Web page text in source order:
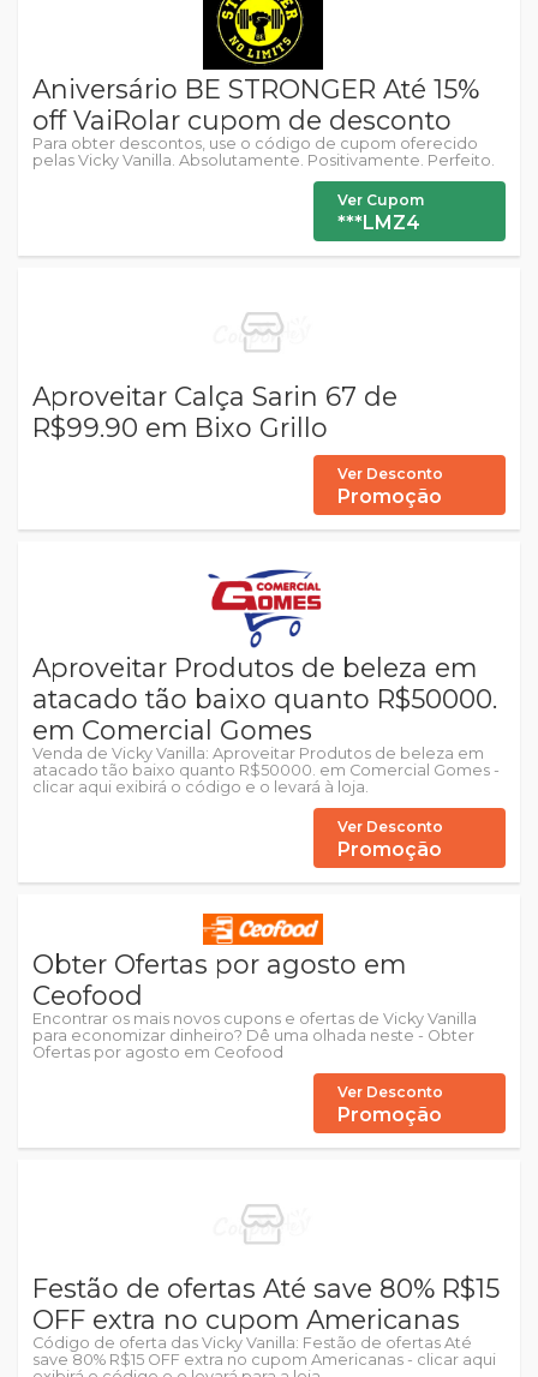
Aniversário BE STRONGER Até 15%
off VaiRolar cupom de desconto
Para obter descontos, use o código de cupom oferecido
pelas Vicky Vanilla. Absolutamente. Positivamente. Perfeito.
Ver Cupom
***LMZ4
Aproveitar Calça Sarin 67 de
R$99.90 em Bixo Grillo
Ver Desconto
Promoção
Aproveitar Produtos de beleza em
atacado tão baixo quanto R$50000.
em Comercial Gomes
Venda de Vicky Vanilla: Aproveitar Produtos de beleza em
atacado tão baixo quanto R$50000. em Comercial Gomes -
clicar aqui exibirá o código e o levará à loja.
Ver Desconto
Promoção
Obter Ofertas por agosto em
Ceofood
Encontrar os mais novos cupons e ofertas de Vicky Vanilla
para economizar dinheiro? Dê uma olhada neste - Obter
Ofertas por agosto em Ceofood
Ver Desconto
Promoção
Festão de ofertas Até save 80% R$15
OFF extra no cupom Americanas
Código de oferta das Vicky Vanilla: Festão de ofertas Até
save 80% R$15 OFF extra no cupom Americanas - clicar aqui